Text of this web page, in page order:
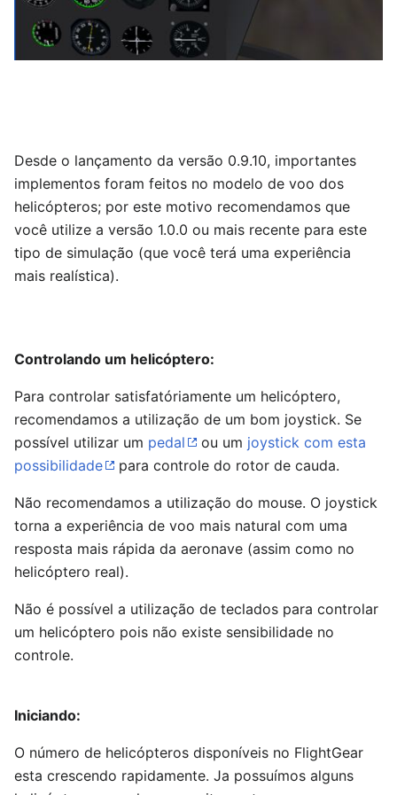
Desde o lançamento da versão 0.9.10, importantes
implementos foram feitos no modelo de voo dos
helicópteros; por este motivo recomendamos que
você utilize a versão 1.0.0 ou mais recente para este
tipo de simulação (que você terá uma experiência
mais realística).
Controlando um helicóptero:
Para controlar satisfatóriamente um helicóptero,
recomendamos a utilização de um bom joystick. Se
possível utilizar um pedal ou um joystick com esta
possibilidade
para controle do rotor de cauda.
Não recomendamos a utilização do mouse. O joystick
torna a experiência de voo mais natural com uma
resposta mais rápida da aeronave (assim como no
helicóptero real).
Não é possível a utilização de teclados para controlar
um helicóptero pois não existe sensibilidade no
controle.
Iniciando:
O número de helicópteros disponíveis no FlightGear
esta crescendo rapidamente. Ja possuímos alguns